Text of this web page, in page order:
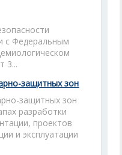
с Федеральным
3...
защитных зон
защитных зон
разработки
проектов
и эксплуатации